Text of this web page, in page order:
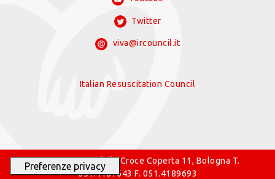
Twitter
viva@ircouncil.it
Italian Resuscitation Council
© 2026 IRC Via della Croce Coperta 11, Bologna T.
051.4187643 F. 051.4189693